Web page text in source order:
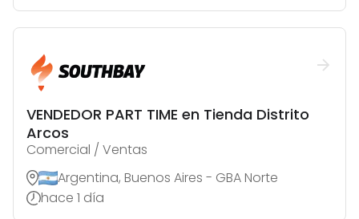
VENDEDOR PART TIME en Tienda Distrito
Arcos
Comercial / Ventas
Argentina, Buenos Aires - GBA Norte
hace 1 día